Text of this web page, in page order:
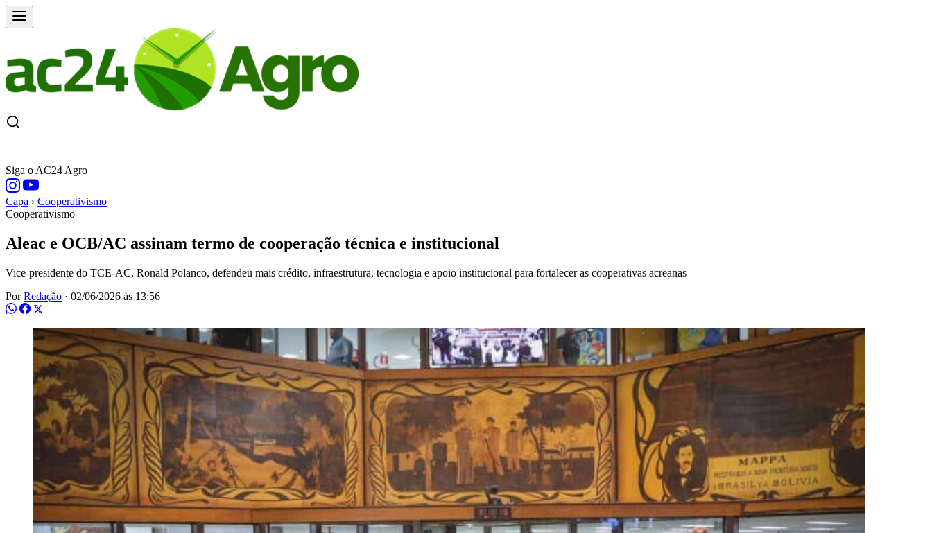
Siga o AC24 Agro
Capa › Cooperativismo
Cooperativismo
Aleac e OCB/AC assinam termo de cooperação técnica e institucional
Vice-presidente do TCE-AC, Ronald Polanco, defendeu mais crédito, infraestrutura, tecnologia e apoio institucional para fortalecer as cooperativas acreanas
PorRedação · 02/06/2026 às 13:56